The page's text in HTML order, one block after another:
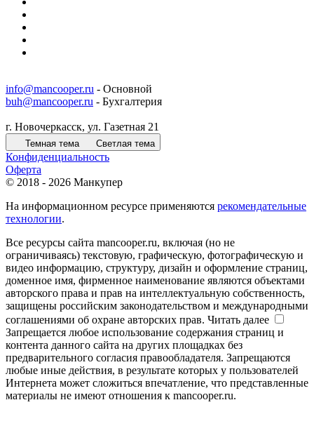
info@mancooper.ru - Основной
buh@mancooper.ru - Бухгалтерия
г. Новочеркасск, ул. Газетная 21
Темная тема Светлая тема
Конфиденциальность
Оферта
© 2018 - 2026 Манкупер
На информационном ресурсе применяются рекомендательные
технологии.
Все ресурсы сайта mancooper.ru, включая (но не
ограничиваясь) текстовую, графическую, фотографическую и
видео информацию, структуру, дизайн и оформление страниц,
доменное имя, фирменное наименование являются объектами
авторского права и прав на интеллектуальную собственность,
защищены российским законодательством и международными
соглашениями об охране авторских прав. Читать далее
Запрещается любое использование содержания страниц и
контента данного сайта на других площадках без
предварительного согласия правообладателя. Запрещаются
любые иные действия, в результате которых у пользователей
Интернета может сложиться впечатление, что представленные
материалы не имеют отношения к mancooper.ru.